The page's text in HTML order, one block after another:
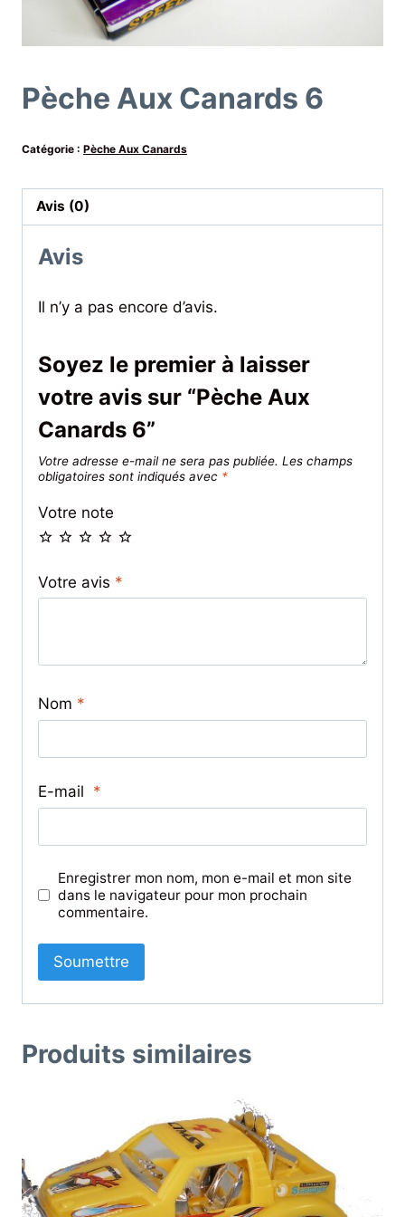
Pèche Aux Canards 6
Catégorie : Pèche Aux Canards
Avis (0)
Avis
Il n’y a pas encore d’avis.
Soyez le premier à laisser
votre avis sur “Pèche Aux
Canards 6”
Votre adresse e-mail ne sera pas publiée. Les champs
obligatoires sont indiqués avec *
Votre note
Votre avis *
Nom *
E-mail *
Enregistrer mon nom, mon e-mail et mon site
dans le navigateur pour mon prochain
commentaire.
Produits similaires